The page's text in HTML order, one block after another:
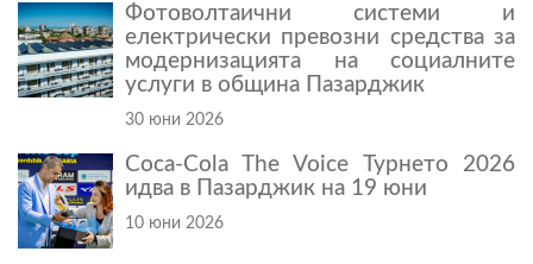
Фотоволтаични системи и
електрически превозни средства за
модернизацията на социалните
услуги в община Пазарджик
30 юни 2026
Coca-Cola The Voice Турнето 2026
идва в Пазарджик на 19 юни
10 юни 2026